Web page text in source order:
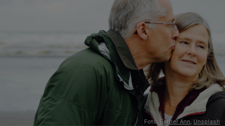
Foto: Esther Ann, Unsplash